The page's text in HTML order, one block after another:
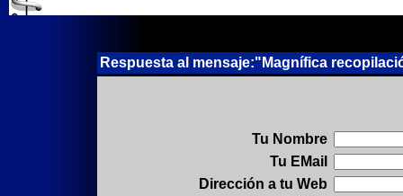
Respuesta al mensaje:"Magnífica
Tu Nombre
Tu EMail
Dirección a tu Web